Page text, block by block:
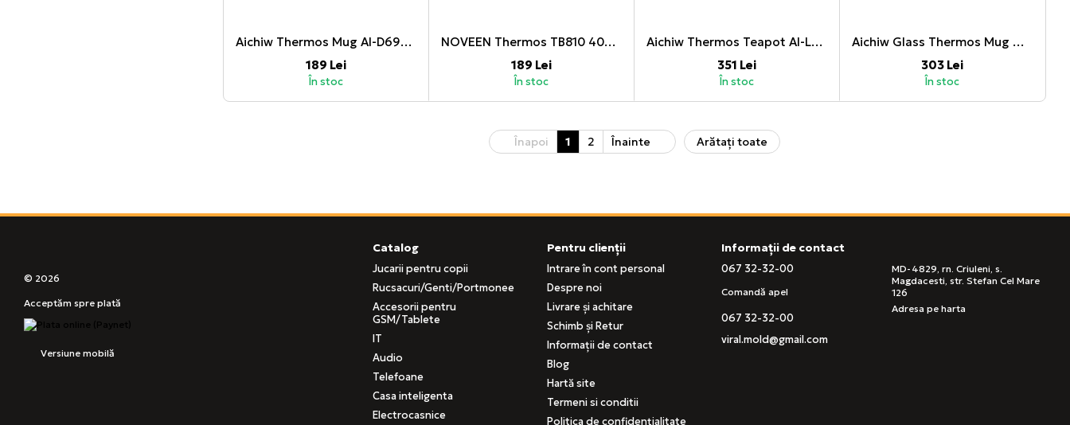
Aichiw Thermos Mug AI-D69A 450 ML, Gold
189 Lei
În stoc
NOVEEN Thermos TB810 400 ML, Black
189 Lei
În stoc
Aichiw Thermos Teapot AI-L68 800 ML, White
351 Lei
În stoc
Aichiw Glass Thermos Mug with infuse system AI-D163 380 ML
303 Lei
În stoc
Înapoi 1 2 Înainte Arătați toate
© 2026
Acceptăm spre plată
Versiune mobilă
Catalog
Jucarii pentru copii
Rucsacuri/Genti/Portmonee
Accesorii pentru
GSM/Tablete
IT
Audio
Telefoane
Casa inteligenta
Electrocasnice
Pentru clienții
Intrare în cont personal
Despre noi
Livrare și achitare
Schimb și Retur
Informații de contact
Blog
Hartă site
Termeni si conditii
Politica de confidențialitate
Informații de contact
067 32-32-00
Comandă apel
067 32-32-00
viral.mold@gmail.com
MD-4829, rn. Criuleni, s.
Magdacesti, str. Stefan Cel Mare
126
Adresa pe harta